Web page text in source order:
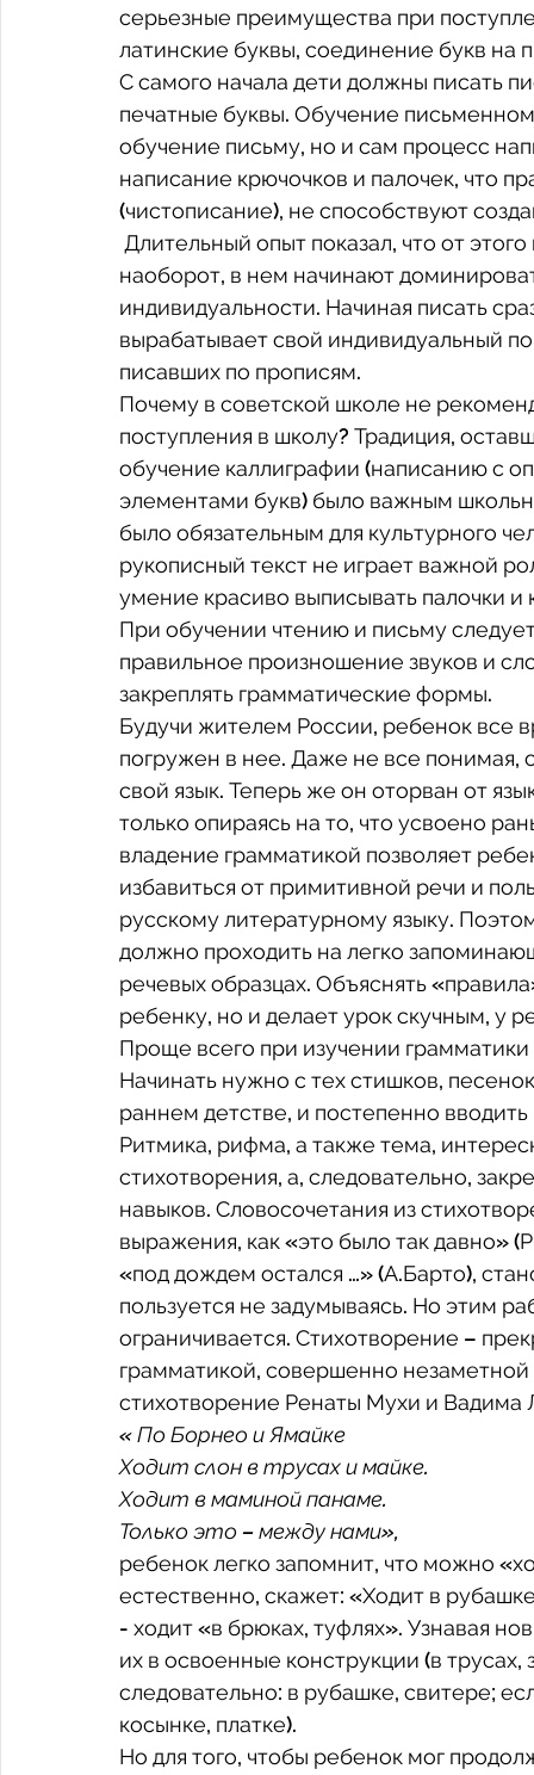
серьезные преимущества при
латинские буквы, соединение букв на
С самого начала дети должны писать
печатные буквы. Обучение
обучение письму, но и сам процесс
написание крючочков и палочек, что
(чистописание), не способствуют
наоборот, в нем начинают
индивидуальности. Начиная писать
вырабатывает свой индивидуальный
писавших по прописям.
Почему в советской школе не
поступления в школу? Традиция,
обучение каллиграфии (написанию с
элементами букв) было важным
было обязательным для культурного
рукописный текст не играет важной
умение красиво выписывать палочки
При обучении чтению и письму
правильное произношение звуков и
закреплять грамматические формы.
Будучи жителем России, ребенок все
погружен в нее. Даже не все
свой язык. Теперь же он оторван от
только опираясь на то, что усвоено
владение грамматикой позволяет
избавиться от примитивной речи и
русскому литературному языку.
должно проходить на легко
речевых образцах. Объяснять
ребенку, но и делает урок скучным, у
Проще всего при изучении
Начинать нужно с тех стишков,
раннем детстве, и постепенно
Ритмика, рифма, а также тема,
стихотворения, а, следовательно,
навыков. Словосочетания из
выражения, как «это было так давно»
«под дождем остался …» (А.Барто),
пользуется не задумываясь. Но этим
ограничивается. Стихотворение –
грамматикой, совершенно
стихотворение Ренаты Мухи и Вадима
« По Борнео и Ямайке
Ходит слон в трусах и майке.
Ходит в маминой панаме.
Только это – между нами»,
ребенок легко запомнит, что можно
естественно, скажет: «Ходит в
- ходит «в брюках, туфлях». Узнавая
их в освоенные конструкции (в трусах,
следовательно: в рубашке, свитере;
косынке, платке).
Но для того, чтобы ребенок мог